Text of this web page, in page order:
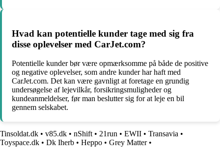
Hvad kan potentielle kunder tage med sig fra
disse oplevelser med CarJet.com?
Potentielle kunder bør være opmærksomme på både de positive
og negative oplevelser, som andre kunder har haft med
CarJet.com. Det kan være gavnligt at foretage en grundig
undersøgelse af lejevilkår, forsikringsmuligheder og
kundeanmeldelser, før man beslutter sig for at leje en bil
gennem selskabet.
Tinsoldat.dk • v85.dk • nShift • 21run • EWII • Transavia •
Toyspace.dk • Dk Iherb • Heppo • Grey Matter•